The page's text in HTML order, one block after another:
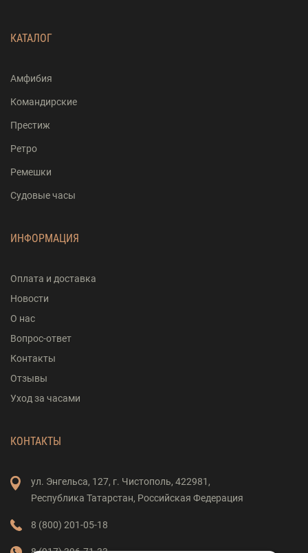
КАТАЛОГ
Амфибия
Командирские
Престиж
Ретро
Ремешки
Судовые часы
ИНФОРМАЦИЯ
Оплата и доставка
Новости
О нас
Вопрос-ответ
Контакты
Отзывы
Уход за часами
КОНТАКТЫ
ул. Энгельса, 127, г. Чистополь, 422981,
Республика Татарстан, Российская Федерация
8 (800) 201-05-18